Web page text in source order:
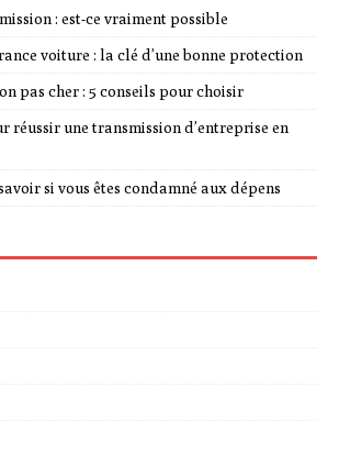
: est-ce vraiment possible
voiture : la clé d’une bonne protection
pas cher : 5 conseils pour choisir
réussir une transmission d’entreprise en
si vous êtes condamné aux dépens